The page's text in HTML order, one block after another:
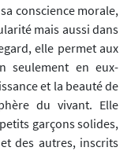
conscience morale,
mais aussi dans
elle permet aux
seulement en eux-
et la beauté de
du vivant. Elle
garçons solides,
des autres, inscrits